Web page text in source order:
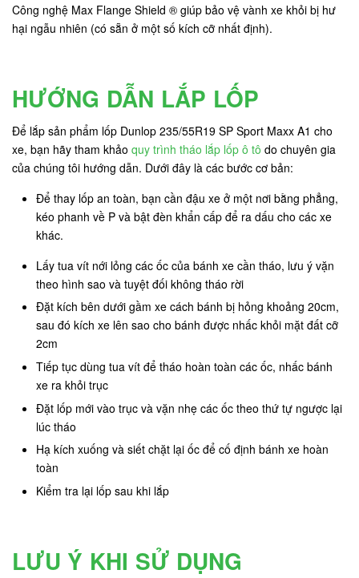
Công nghệ Max Flange Shield ® giúp bảo vệ vành xe khỏi bị hư
hại ngẫu nhiên (có sẵn ở một số kích cỡ nhất định).
HƯỚNG DẪN LẮP LỐP
Để lắp sản phẩm lốp Dunlop 235/55R19 SP Sport Maxx A1 cho
xe, bạn hãy tham khảo quy trình tháo lắp lốp ô tô do chuyên gia
của chúng tôi hướng dẫn. Dưới đây là các bước cơ bản:
Để thay lốp an toàn, bạn cần đậu xe ở một nơi bằng phẳng,
kéo phanh về P và bật đèn khẩn cấp để ra dấu cho các xe
khác.
Lấy tua vít nới lỏng các ốc của bánh xe cần tháo, lưu ý vặn
theo hình sao và tuyệt đối không tháo rời
Đặt kích bên dưới gầm xe cách bánh bị hỏng khoảng 20cm,
sau đó kích xe lên sao cho bánh được nhấc khỏi mặt đất cỡ
2cm
Tiếp tục dùng tua vít để tháo hoàn toàn các ốc, nhấc bánh
xe ra khỏi trục
Đặt lốp mới vào trục và vặn nhẹ các ốc theo thứ tự ngược lại
lúc tháo
Hạ kích xuống và siết chặt lại ốc để cố định bánh xe hoàn
toàn
Kiểm tra lại lốp sau khi lắp
LƯU Ý KHI SỬ DỤNG